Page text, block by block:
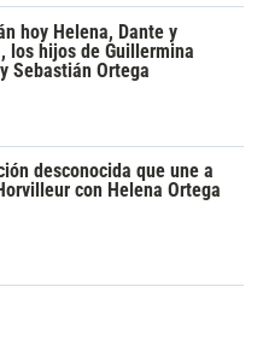
hoy Helena, Dante y
los hijos de Guillermina
Sebastián Ortega
desconocida que une a
con Helena Ortega